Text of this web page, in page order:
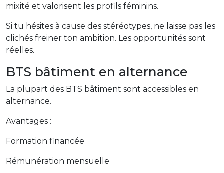
mixité et valorisent les profils féminins.
Si tu hésites à cause des stéréotypes, ne laisse pas les
clichés freiner ton ambition. Les opportunités sont
réelles.
BTS bâtiment en alternance
La plupart des BTS bâtiment sont accessibles en
alternance.
Avantages :
Formation financée
Rémunération mensuelle